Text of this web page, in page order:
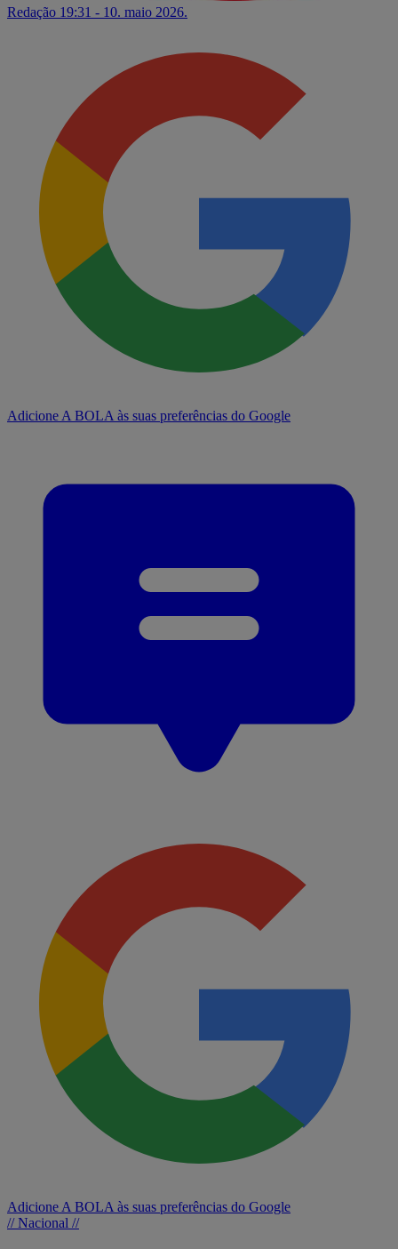
Redação 19:31 - 10. maio 2026.
Adicione A BOLA às suas preferências do Google
Adicione A BOLA às suas preferências do Google
// Nacional //